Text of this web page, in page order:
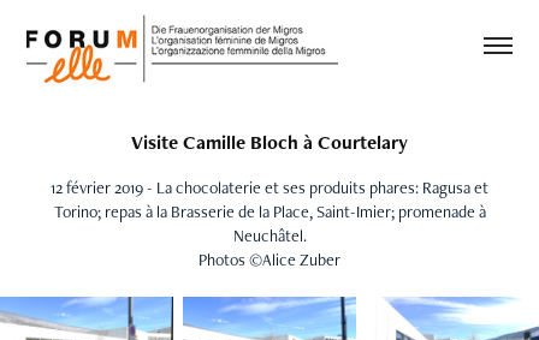
Visite Camille Bloch à Courtelary
12 février 2019 - La chocolaterie et ses produits phares: Ragusa et
Torino; repas à la Brasserie de la Place, Saint-Imier; promenade à
Neuchâtel.
Photos ©Alice Zuber